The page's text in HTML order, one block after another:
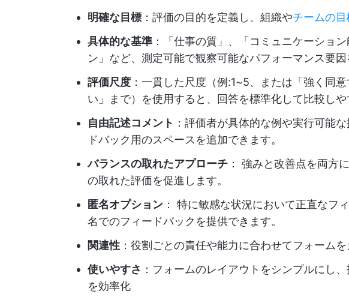
明確な目標 ：評価の目的を定義し、組織やチームの目
具体的な基準 ：「仕事の質」、「コミュニケーショ
ン」など、測定可能で観察可能なパフォーマンス要因
評価尺度 ：一貫した尺度（例:1~5、または「強く同
い」まで）を使用すると、回答を標準化して比較しや
自由記述コメント ：評価者が具体的な例や実行可能
ドバック用のスペースを追加できます。
バランスの取れたアプローチ ： 強みと改善点を両方
の取れた評価を促進します。
匿名オプション ： 特に敏感な状況において正直なフ
名でのフィードバックを提供できます。
関連性 ：役割ごとの責任や能力に合わせてフォーム
使いやすさ ：フォームのレイアウトをシンプルにし
を効率化